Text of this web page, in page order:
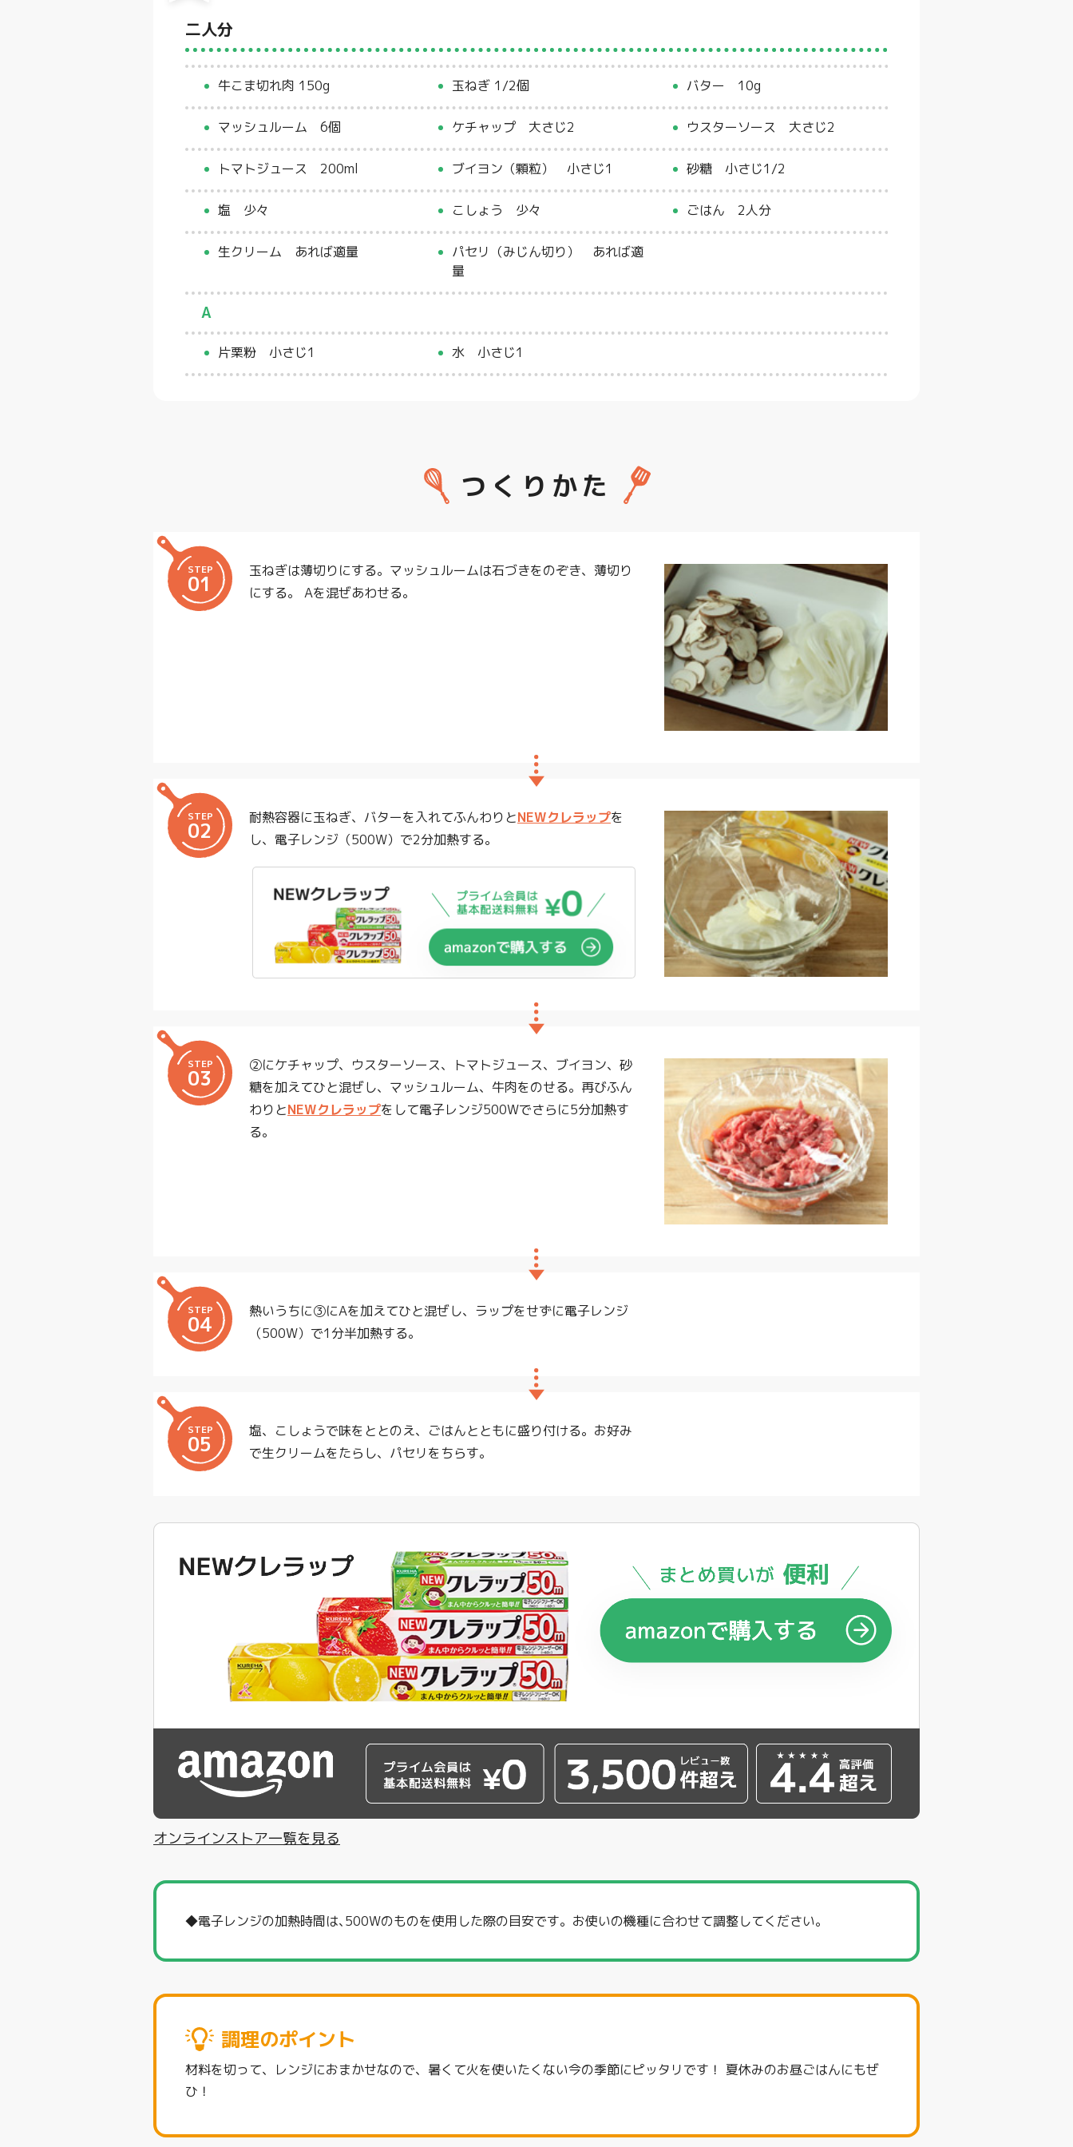
二人分
牛こま切れ肉 150g 玉ねぎ 1/2個 バター 10g
マッシュルーム 6個 ケチャップ 大さじ2 ウスターソース 大さじ2
トマトジュース 200ml ブイヨン（顆粒） 小さじ1 砂糖 小さじ1/2
塩 少々 こしょう 少々 ごはん 2人分
生クリーム あれば適量
パセリ（みじん切り） あれば適
量
A
片栗粉 小さじ1 水 小さじ1
つくりかた
STEP
01
玉ねぎは薄切りにする。マッシュルームは石づきをのぞき、薄切り
にする。 Aを混ぜあわせる。
STEP
02 耐熱容器に玉ねぎ、バターを入れてふんわりとNEWクレラップを
し、電子レンジ（500W）で2分加熱する。
STEP
03
②にケチャップ、ウスターソース、トマトジュース、ブイヨン、砂
糖を加えてひと混ぜし、マッシュルーム、牛肉をのせる。再びふん
わりとNEWクレラップをして電子レンジ500Wでさらに5分加熱す
る。
STEP
04
熱いうちに③にAを加えてひと混ぜし、ラップをせずに電子レンジ
（500W）で1分半加熱する。
STEP
05
塩、こしょうで味をととのえ、ごはんとともに盛り付ける。お好み
で生クリームをたらし、パセリをちらす。
オンラインストア一覧を見る
◆電子レンジの加熱時間は､500Wのものを使用した際の目安です。お使いの機種に合わせて調整してください。
調理のポイント
材料を切って、レンジにおまかせなので、暑くて火を使いたくない今の季節にピッタリです！ 夏休みのお昼ごはんにもぜ
ひ！